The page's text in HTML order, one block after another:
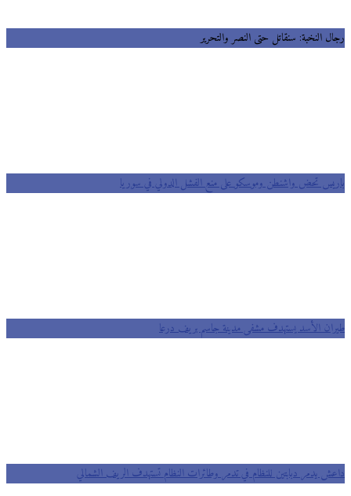
النخبة: سنقاتل حتى النصر والتحرير
تحض واشنطن وموسكو على منع الفشل الدولي في سوريا
الأسد يستهدف مشفى مدينة جاسم بريف درعا
يدمر دبابتين للنظام في تدمر وطائرات النظام تستهدف الريف الشمالي